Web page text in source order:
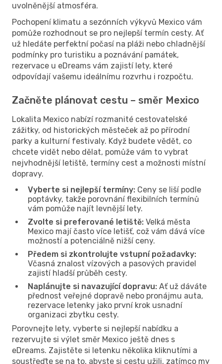
uvolněnější atmosféra.
Pochopení klimatu a sezónních výkyvů Mexico vám
pomůže rozhodnout se pro nejlepší termín cesty. Ať
už hledáte perfektní počasí na pláži nebo chladnější
podmínky pro turistiku a poznávání památek,
rezervace u eDreams vám zajistí lety, které
odpovídají vašemu ideálnímu rozvrhu i rozpočtu.
Začněte plánovat cestu – směr Mexico
Lokalita Mexico nabízí rozmanité cestovatelské
zážitky, od historických městeček až po přírodní
parky a kulturní festivaly. Když budete vědět, co
chcete vidět nebo dělat, pomůže vám to vybrat
nejvhodnější letiště, termíny cest a možnosti místní
dopravy.
Vyberte si nejlepší termíny: Ceny se liší podle
poptávky, takže porovnání flexibilních termínů
vám pomůže najít levnější lety.
Zvolte si preferované letiště: Velká města
Mexico mají často více letišť, což vám dává více
možností a potenciálně nižší ceny.
Předem si zkontrolujte vstupní požadavky:
Včasná znalost vízových a pasových pravidel
zajistí hladší průběh cesty.
Naplánujte si navazující dopravu: Ať už dáváte
přednost veřejné dopravě nebo pronájmu auta,
rezervace letenky jako první krok usnadní
organizaci zbytku cesty.
Porovnejte lety, vyberte si nejlepší nabídku a
rezervujte si výlet směr Mexico ještě dnes s
eDreams. Zajistěte si letenku několika kliknutími a
soustřeďte se na to, abyste si cestu užili, zatímco my